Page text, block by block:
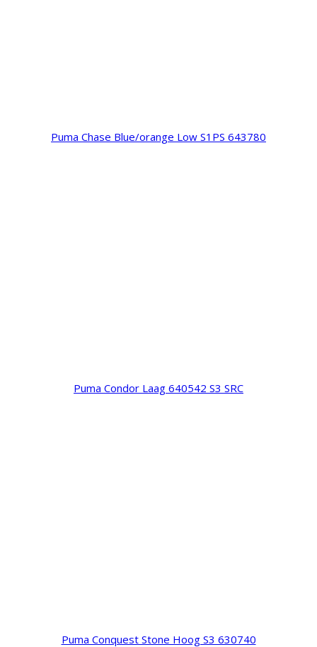
Puma Chase Blue/orange Low S1PS 643780
Puma Condor Laag 640542 S3 SRC
Puma Conquest Stone Hoog S3 630740